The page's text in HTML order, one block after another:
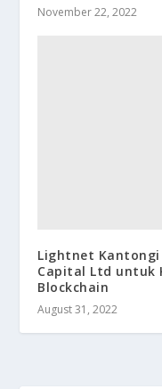
November 22, 2022
Lightnet Kantongi
Capital Ltd untuk
Blockchain
August 31, 2022